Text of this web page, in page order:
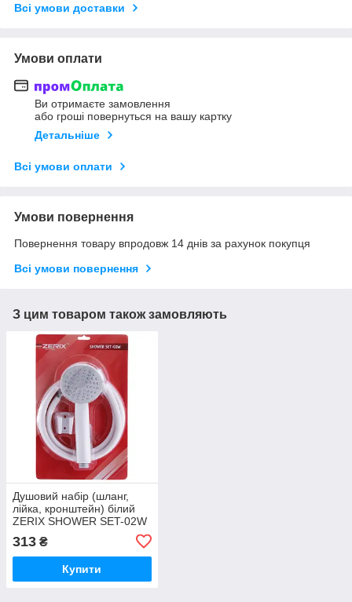
Всі умови доставки
Умови оплати
Ви отримаєте замовлення
або гроші повернуться на вашу картку
Детальніше
Всі умови оплати
Умови повернення
Повернення товару впродовж 14 днів за рахунок покупця
Всі умови повернення
З цим товаром також замовляють
Душовий набір (шланг,
лійка, кронштейн) білий
ZERIX SHOWER SET-02W
313 ₴
Купити